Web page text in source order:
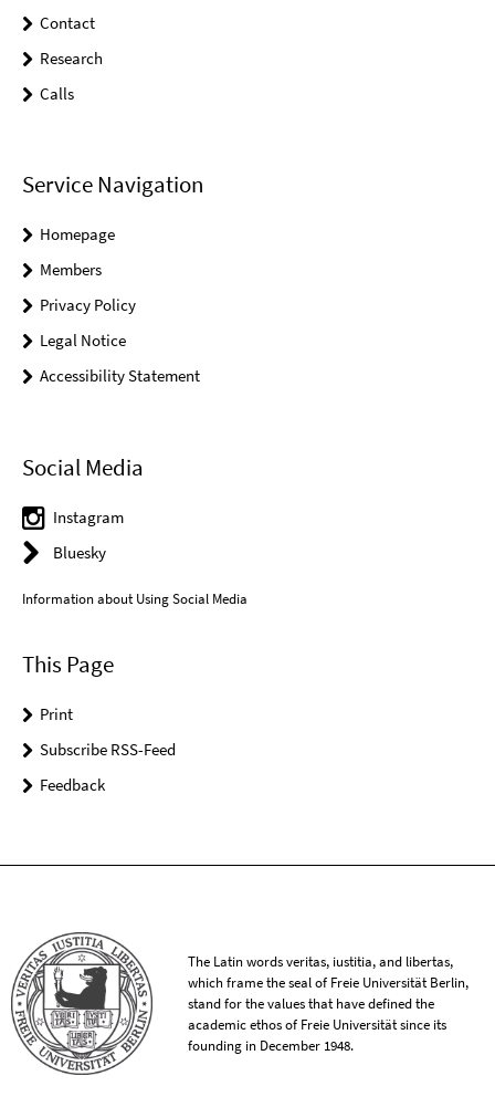
Contact
Research
Calls
Service Navigation
Homepage
Members
Privacy Policy
Legal Notice
Accessibility Statement
Social Media
Instagram
Bluesky
Information about Using Social Media
This Page
Print
Subscribe RSS-Feed
Feedback
The Latin words veritas, iustitia, and libertas,
which frame the seal of Freie Universität Berlin,
stand for the values that have defined the
academic ethos of Freie Universität since its
founding in December 1948.